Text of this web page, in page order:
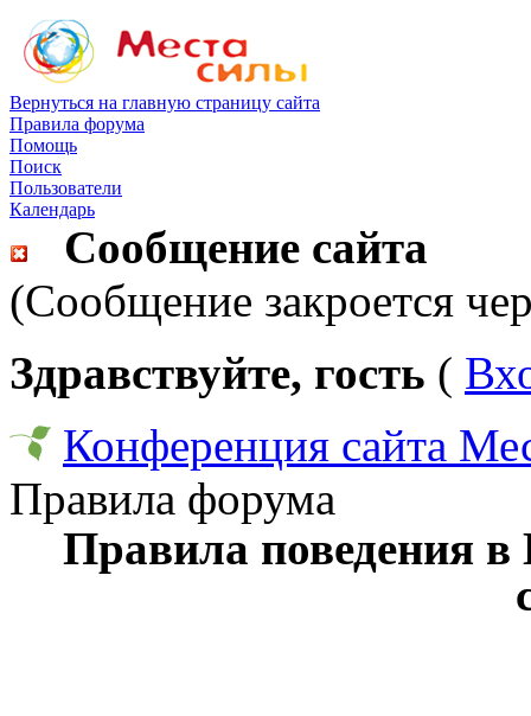
Вернуться на главную страницу сайта
Правила форума
Помощь
Поиск
Пользователи
Календарь
Сообщение сайта
(Сообщение закроется
Здравствуйте, гость (
Конференция сайта
Правила форума
Правила поведения